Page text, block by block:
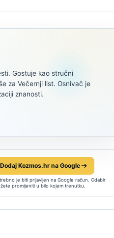
Gostuje kao stručni
za Večernji list. Osnivač je
znanosti.
Dodaj Kozmos.hr na Google
je biti prijavljen na Google račun. Odabir
promijeniti u bilo kojem trenutku.